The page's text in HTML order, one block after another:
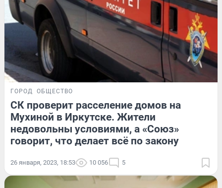
ГОРОД ОБЩЕСТВО
СК проверит расселение домов на
Мухиной в Иркутске. Жители
недовольны условиями, а «Союз»
говорит, что делает всё по закону
26 января, 2023, 18:53 10 056 5